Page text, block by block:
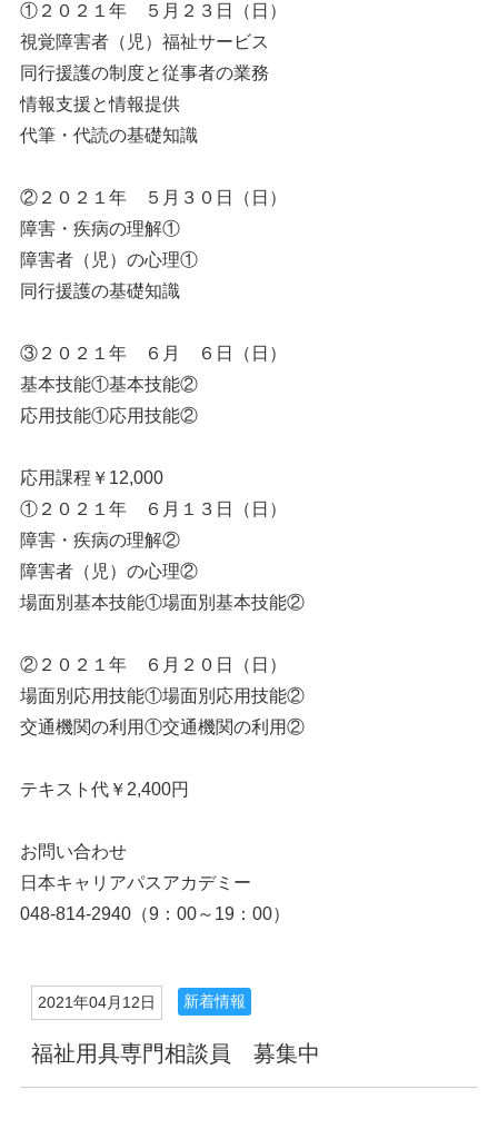
①２０２１年 ５月２３日（日）
視覚障害者（児）福祉サービス
同行援護の制度と従事者の業務
情報支援と情報提供
代筆・代読の基礎知識
②２０２１年 ５月３０日（日）
障害・疾病の理解①
障害者（児）の心理①
同行援護の基礎知識
③２０２１年 ６月 ６日（日）
基本技能①基本技能②
応用技能①応用技能②
応用課程￥12,000
①２０２１年 ６月１３日（日）
障害・疾病の理解②
障害者（児）の心理②
場面別基本技能①場面別基本技能②
②２０２１年 ６月２０日（日）
場面別応用技能①場面別応用技能②
交通機関の利用①交通機関の利用②
テキスト代￥2,400円
お問い合わせ
日本キャリアパスアカデミー
048-814-2940（9：00～19：00）
2021年04月12日 新着情報
福祉用具専門相談員 募集中